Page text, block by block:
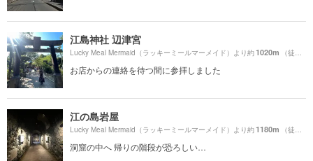
江島神社 辺津宮
Lucky Meal Mermaid（ラッキーミールマーメイド）より約1020m （徒歩17分）
お店からの連絡を待つ間に参拝しました
江の島岩屋
Lucky Meal Mermaid（ラッキーミールマーメイド）より約1180m （徒歩20分）
洞窟の中へ 帰りの階段が恐ろしい…